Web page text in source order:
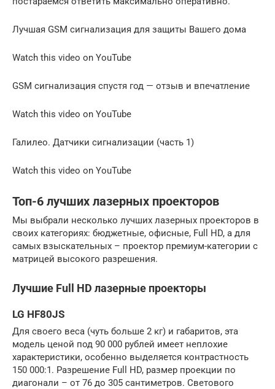
Лучшая GSM сигнализация для защиты Вашего дома
Watch this video on YouTube
GSM сигнализация спустя год — отзыв и впечатление
Watch this video on YouTube
Галилео. Датчики сигнализации (часть 1)
Watch this video on YouTube
Топ-6 лучших лазерных проекторов
Мы выбрали несколько лучших лазерных проекторов в
своих категориях: бюджетные, офисные, Full HD, а для
самых взыскательных – проектор премиум-категории с
матрицей высокого разрешения.
Лучшие Full HD лазерные проекторы
LG HF80JS
Для своего веса (чуть больше 2 кг) и габаритов, эта
модель ценой под 90 000 рублей имеет неплохие
характеристики, особенно выделяется контрастность
150 000:1. Разрешение Full HD, размер проекции по
диагонали – от 76 до 305 сантиметров. Светового